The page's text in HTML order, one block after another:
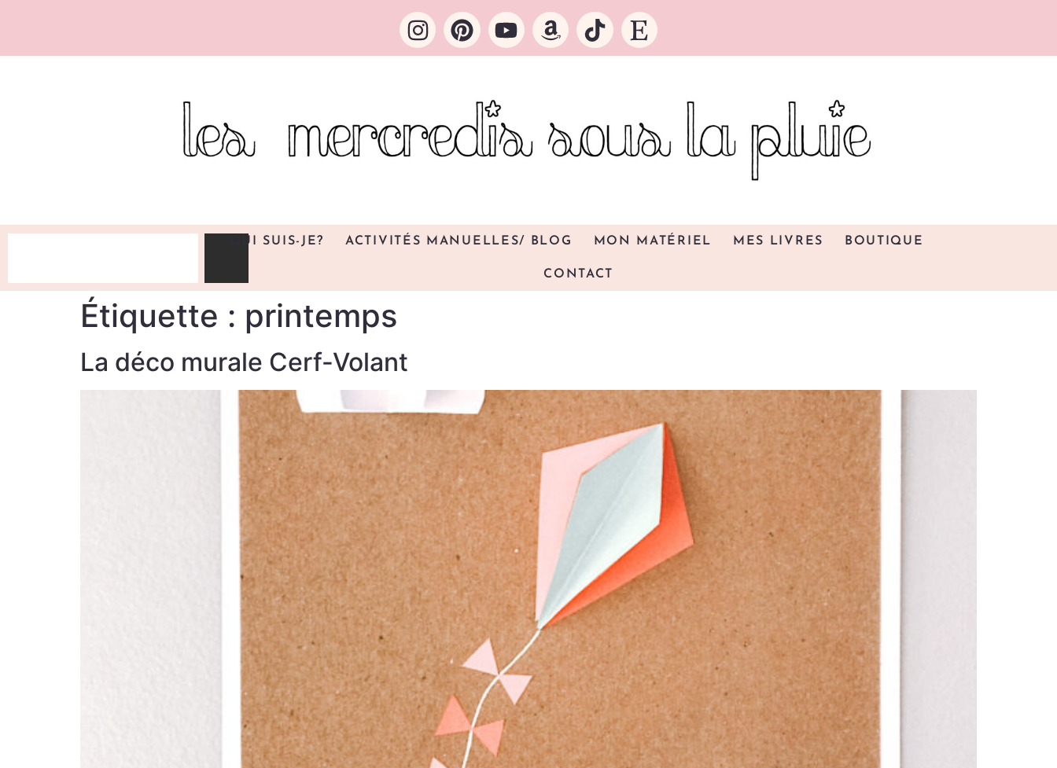
QUI SUIS-JE? ACTIVITÉS MANUELLES/ BLOG MON MATÉRIEL MES LIVRES BOUTIQUE
CONTACT
Étiquette : printemps
La déco murale Cerf-Volant